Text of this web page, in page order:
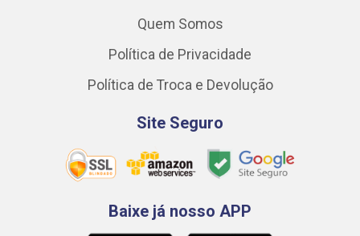
Quem Somos
Política de Privacidade
Política de Troca e Devolução
Site Seguro
Baixe já nosso APP